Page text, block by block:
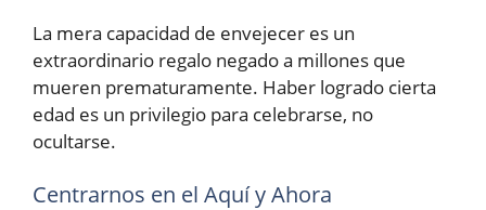
La mera capacidad de envejecer es un
extraordinario regalo negado a millones que
mueren prematuramente. Haber logrado cierta
edad es un privilegio para celebrarse, no
ocultarse.
Centrarnos en el Aquí y Ahora